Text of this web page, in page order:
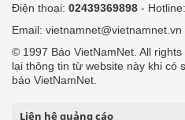
Điện thoại: 02439369898 - Hotline:
Email: vietnamnet@vietnamnet.vn
© 1997 Báo VietNamNet. All
lại thông tin từ website này khi có
báo VietNamNet.
Liên hệ quảng cáo